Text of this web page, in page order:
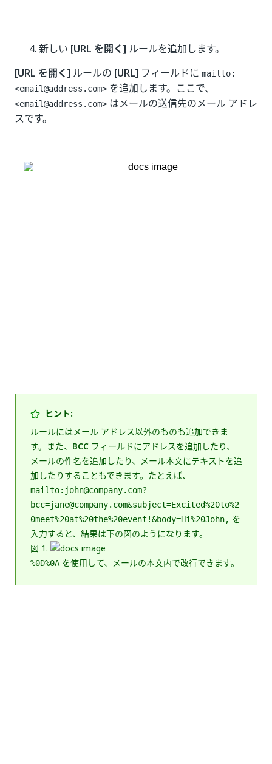
新しい [URL を開く] ルールを追加します。
[URL を開く] ルールの [URL] フィールドに mailto:
<email@address.com> を追加します。ここで、
<email@address.com> はメールの送信先のメール アドレ
スです。
ヒント:
ルールにはメール アドレス以外のものも追加できま
す。また、 BCC フィールドにアドレスを追加したり、
メールの件名を追加したり、メール本文にテキストを追
加したりすることもできます。たとえば、
mailto:john@company.com?
bcc=jane@company.com&subject=Excited%20to%2
0meet%20at%20the%20event!&body=Hi%20John, を
入力すると、結果は下の図のようになります。
図 1.
%0D%0A を使用して、メールの本文内で改行できます。